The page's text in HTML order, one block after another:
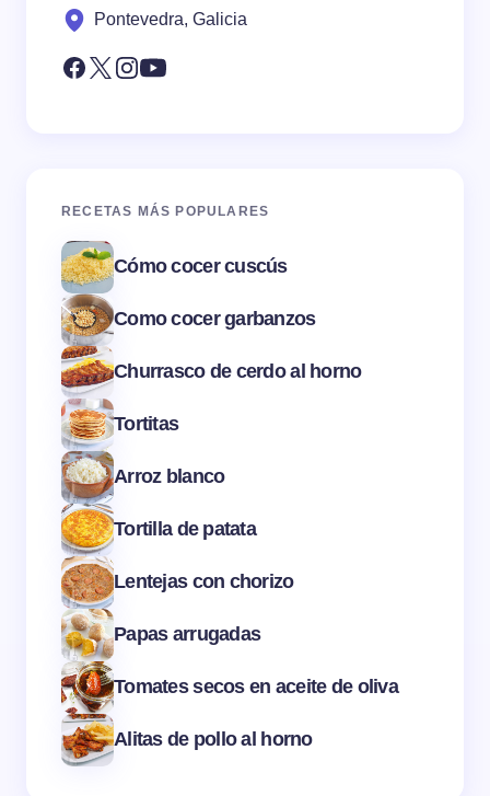
Pontevedra, Galicia
RECETAS MÁS POPULARES
Cómo cocer cuscús
Como cocer garbanzos
Churrasco de cerdo al horno
Tortitas
Arroz blanco
Tortilla de patata
Lentejas con chorizo
Papas arrugadas
Tomates secos en aceite de oliva
Alitas de pollo al horno